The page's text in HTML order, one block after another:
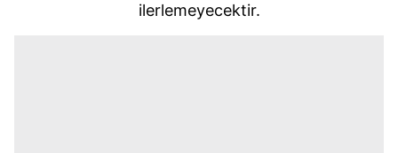
ilerlemeyecektir.